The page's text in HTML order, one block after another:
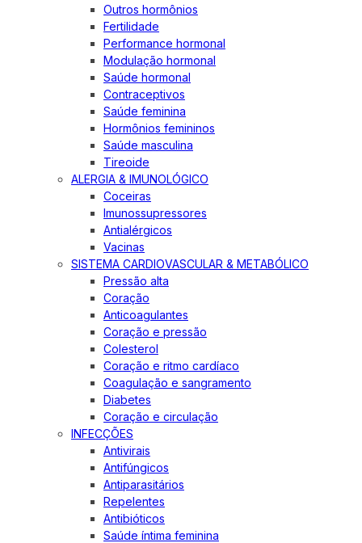
Outros hormônios
Fertilidade
Performance hormonal
Modulação hormonal
Saúde hormonal
Contraceptivos
Saúde feminina
Hormônios femininos
Saúde masculina
Tireoide
ALERGIA & IMUNOLÓGICO
Coceiras
Imunossupressores
Antialérgicos
Vacinas
SISTEMA CARDIOVASCULAR & METABÓLICO
Pressão alta
Coração
Anticoagulantes
Coração e pressão
Colesterol
Coração e ritmo cardíaco
Coagulação e sangramento
Diabetes
Coração e circulação
INFECÇÕES
Antivirais
Antifúngicos
Antiparasitários
Repelentes
Antibióticos
Saúde íntima feminina